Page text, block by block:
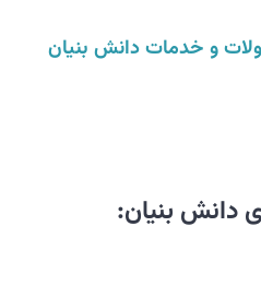
و خدمات دانش بنیان
دانش بنیان: